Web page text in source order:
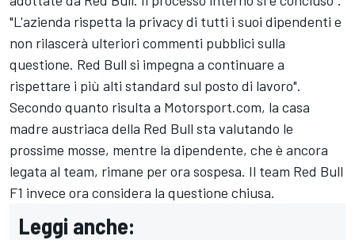
"L'azienda rispetta la privacy di tutti i suoi dipendenti e
non rilascerà ulteriori commenti pubblici sulla
questione. Red Bull si impegna a continuare a
rispettare i più alti standard sul posto di lavoro".
Secondo quanto risulta a Motorsport.com, la casa
madre austriaca della Red Bull sta valutando le
prossime mosse, mentre la dipendente, che è ancora
legata al team, rimane per ora sospesa. Il team Red Bull
F1 invece ora considera la questione chiusa.
Leggi anche: